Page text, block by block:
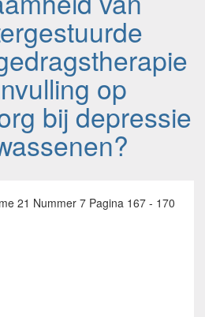
op
bij depressie
21 Nummer 7 Pagina 167 - 170